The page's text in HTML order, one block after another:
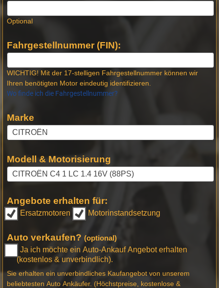
Optional
Fahrgestellnummer (FIN):
WICHTIG! Mit der 17-stelligen Fahrgestellnummer können wir
Ihren benötigten Motor eindeutig identifizieren.
Wo finde ich die Fahrgestellnummer?
Marke
Modell & Motorisierung
Angebote erhalten für:
Ersatzmotoren Motorinstandsetzung
Auto verkaufen? (optional)
Ja ich möchte ein Auto-Ankauf Angebot erhalten
(kostenlos & unverbindlich).
Sie erhalten ein unverbindliches Kaufangebot von unserem
beliebtesten Auto Ankäufer. (Höchstpreise, kostenlose &